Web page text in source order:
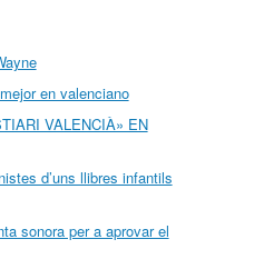
en valenciano
VALENCIÀ» EN
d’uns llibres infantils
sonora per a aprovar el